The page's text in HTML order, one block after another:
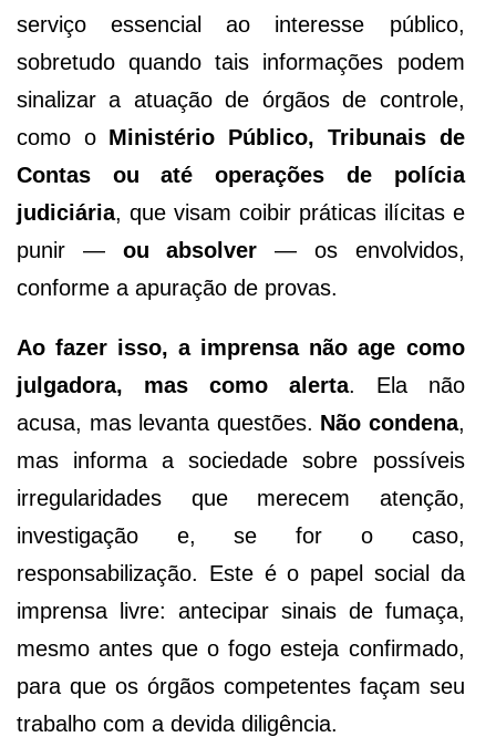
serviço essencial ao interesse público,
sobretudo quando tais informações podem
sinalizar a atuação de órgãos de controle,
como o Ministério Público, Tribunais de
Contas ou até operações de polícia
judiciária, que visam coibir práticas ilícitas e
punir — ou absolver — os envolvidos,
conforme a apuração de provas.
Ao fazer isso, a imprensa não age como
julgadora, mas como alerta. Ela não
acusa, mas levanta questões. Não condena,
mas informa a sociedade sobre possíveis
irregularidades que merecem atenção,
investigação e, se for o caso,
responsabilização. Este é o papel social da
imprensa livre: antecipar sinais de fumaça,
mesmo antes que o fogo esteja confirmado,
para que os órgãos competentes façam seu
trabalho com a devida diligência.